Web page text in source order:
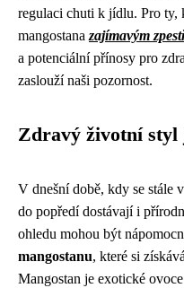
regulaci chuti k jídlu. Pro ty,
mangostana zajímavým
a potenciální přínosy pro
zaslouží naši pozornost.
Zdravý životní styl
V dnešní době, kdy se stále
do popředí dostávají i
ohledu mohou být
mangostanu, které si
Mangostan je exotické